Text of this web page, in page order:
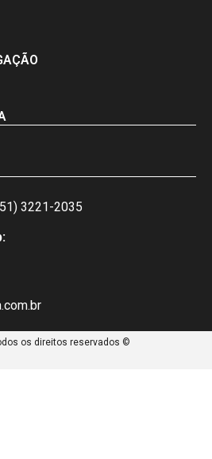
3221-2035
os direitos reservados ©